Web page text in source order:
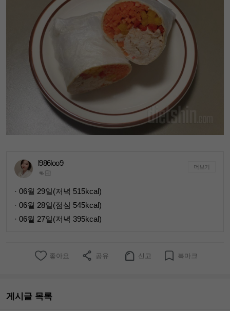
l986loo9
👊🏻
더보기
· 06월 29일(저녁 515kcal)
· 06월 28일(점심 545kcal)
· 06월 27일(저녁 395kcal)
좋아요 공유 신고 북마크
게시글 목록